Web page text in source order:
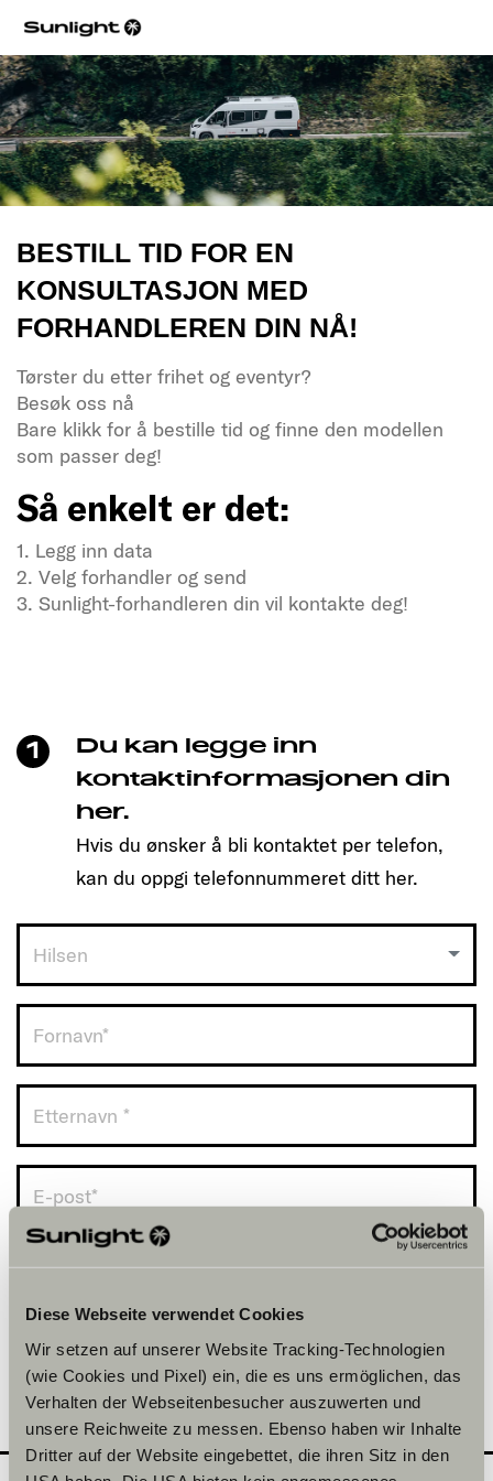
Diese Webseite verwendet Cookies
Wir setzen auf unserer Website Tracking-Technologien
(wie Cookies und Pixel) ein, die es uns ermöglichen, das
Verhalten der Webseitenbesucher auszuwerten und
unsere Reichweite zu messen. Ebenso haben wir Inhalte
Dritter auf der Website eingebettet, die ihren Sitz in den
BESTILL TID FOR EN
KONSULTASJON MED
FORHANDLEREN DIN NÅ!
Tørster du etter frihet og eventyr?
Besøk oss nå
Bare klikk for å bestille tid og finne den modellen
som passer deg!
Så enkelt er det:
1. Legg inn data
2. Velg forhandler og send
3. Sunlight-forhandleren din vil kontakte deg!
Så enkelt er det:
1. Legg inn data
2. Velg forhandler og send
3. Sunlight-forhandleren din vil kontakte deg!
1
Du kan legge inn
kontaktinformasjonen din
her.
Hvis du ønsker å bli kontaktet per telefon,
kan du oppgi telefonnummeret ditt her.
Hilsen
Norge (+47)